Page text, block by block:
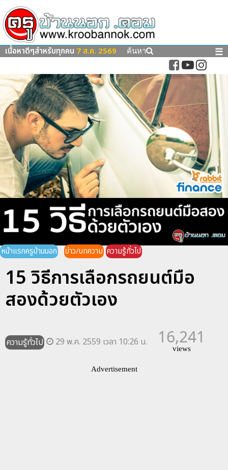
เนื้อหาดีๆสำหรับทุกคน 7 ส.ค. 2569 ค้นหา ☰
หน้าแรกครูบ้านนอก ข่าว/บทความ ความรู้ทั่วไป
15 วิธีการเลือกรถยนต์มือ
สองด้วยตัวเอง
ความรู้ทั่วไป 29 พ.ค. 2559 เวลา 10:26 น. 16,241
views
Advertisement